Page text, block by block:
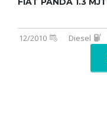
12/2010
Diesel